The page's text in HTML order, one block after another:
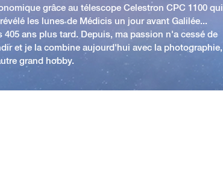
grâce au télescope Celestron CPC 1100 qui
les lunes de Médicis un jour avant Galilée...
405 ans plus tard. Depuis, ma passion n'a cessé de
et je la combine aujourd'hui avec la photographie,
grand hobby.